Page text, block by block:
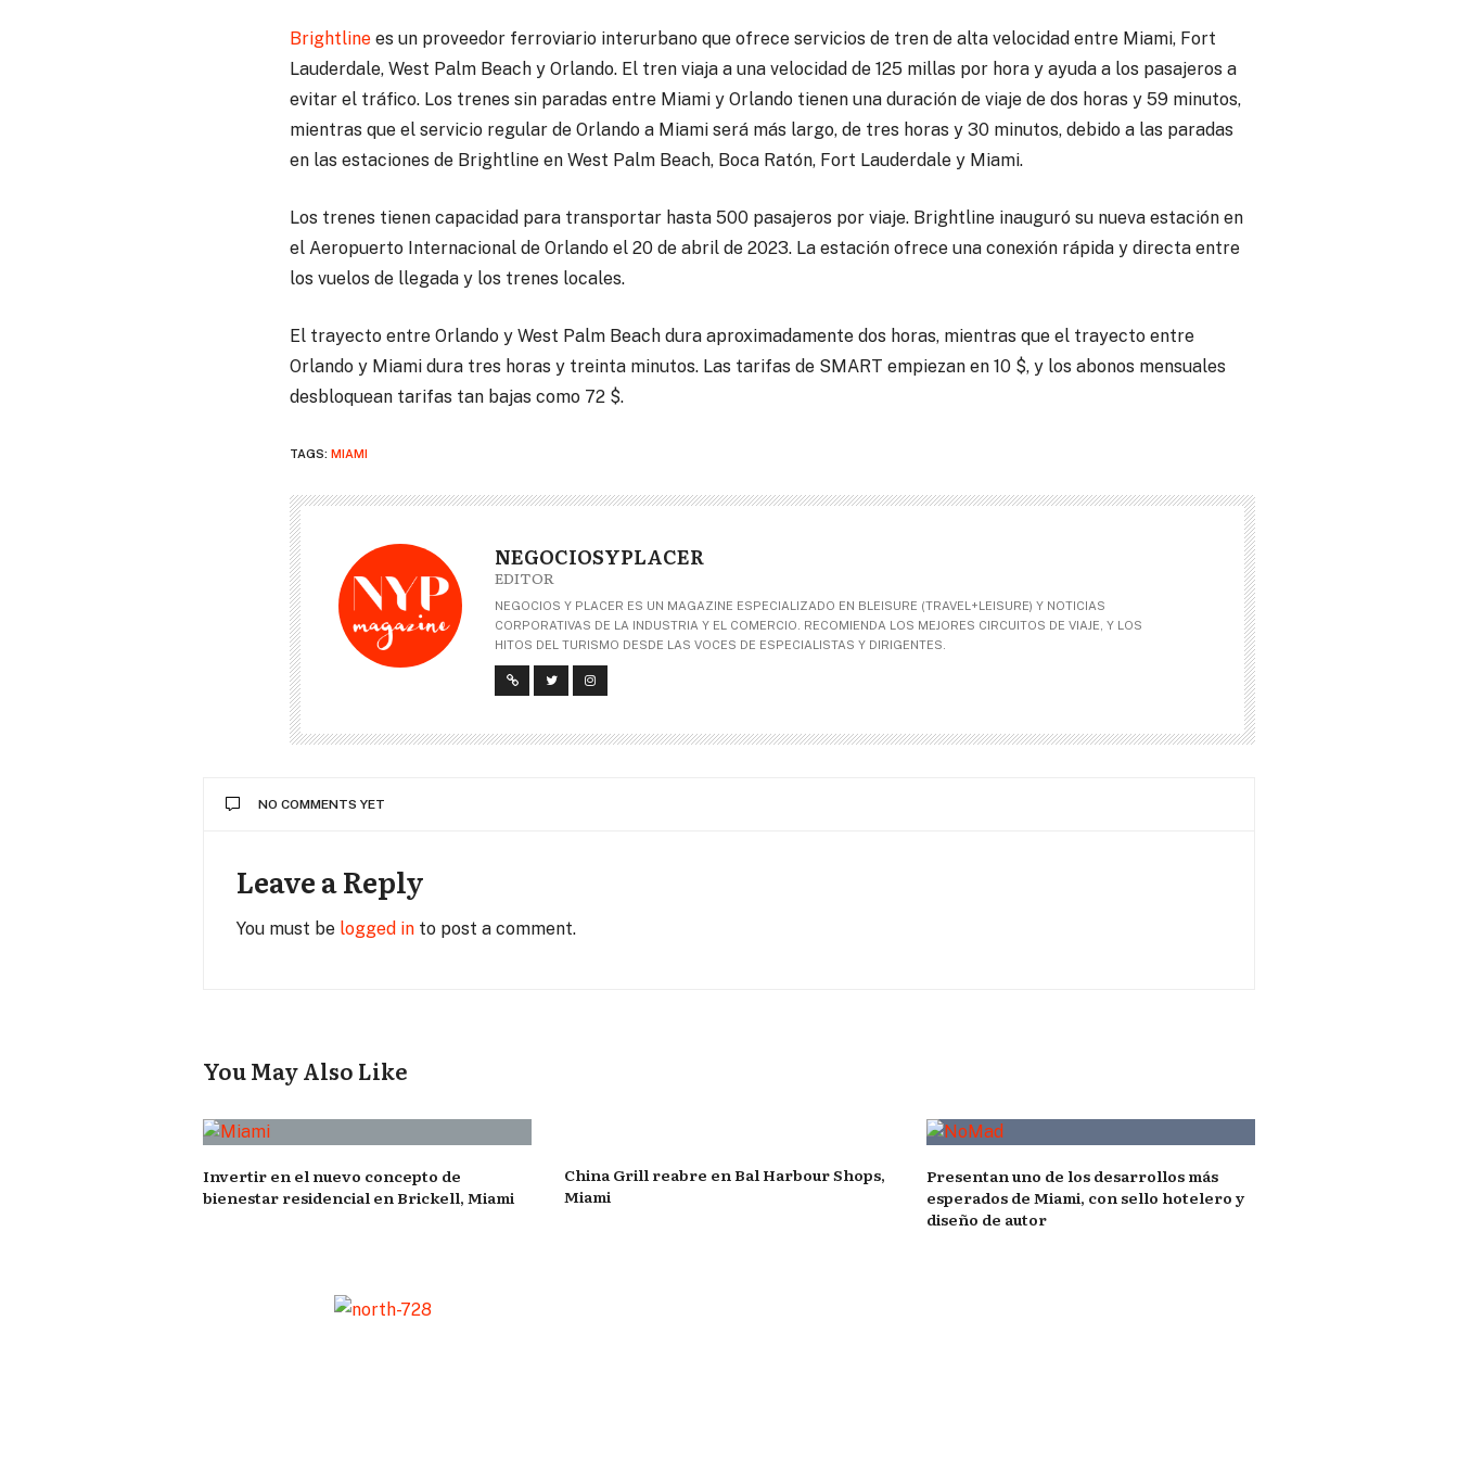
Brightline es un proveedor ferroviario interurbano que ofrece servicios de tren de alta velocidad entre Miami, Fort
Lauderdale, West Palm Beach y Orlando. El tren viaja a una velocidad de 125 millas por hora y ayuda a los pasajeros a
evitar el tráfico. Los trenes sin paradas entre Miami y Orlando tienen una duración de viaje de dos horas y 59 minutos,
mientras que el servicio regular de Orlando a Miami será más largo, de tres horas y 30 minutos, debido a las paradas
en las estaciones de Brightline en West Palm Beach, Boca Ratón, Fort Lauderdale y Miami.
Los trenes tienen capacidad para transportar hasta 500 pasajeros por viaje. Brightline inauguró su nueva estación en
el Aeropuerto Internacional de Orlando el 20 de abril de 2023. La estación ofrece una conexión rápida y directa entre
los vuelos de llegada y los trenes locales.
El trayecto entre Orlando y West Palm Beach dura aproximadamente dos horas, mientras que el trayecto entre
Orlando y Miami dura tres horas y treinta minutos. Las tarifas de SMART empiezan en 10 $, y los abonos mensuales
desbloquean tarifas tan bajas como 72 $.
TAGS: MIAMI
NEGOCIOSYPLACER
EDITOR
NEGOCIOS Y PLACER ES UN MAGAZINE ESPECIALIZADO EN BLEISURE (TRAVEL+LEISURE) Y NOTICIAS
CORPORATIVAS DE LA INDUSTRIA Y EL COMERCIO. RECOMIENDA LOS MEJORES CIRCUITOS DE VIAJE, Y LOS
HITOS DEL TURISMO DESDE LAS VOCES DE ESPECIALISTAS Y DIRIGENTES.
NO COMMENTS YET
Leave a Reply
You must be logged in to post a comment.
You May Also Like
Invertir en el nuevo concepto de
bienestar residencial en Brickell, Miami
China Grill reabre en Bal Harbour Shops,
Miami
Presentan uno de los desarrollos más
esperados de Miami, con sello hotelero y
diseño de autor